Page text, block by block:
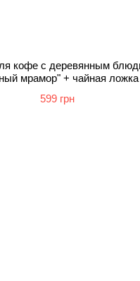
кофе с деревянным
мрамор" + чайная ложка
599 грн